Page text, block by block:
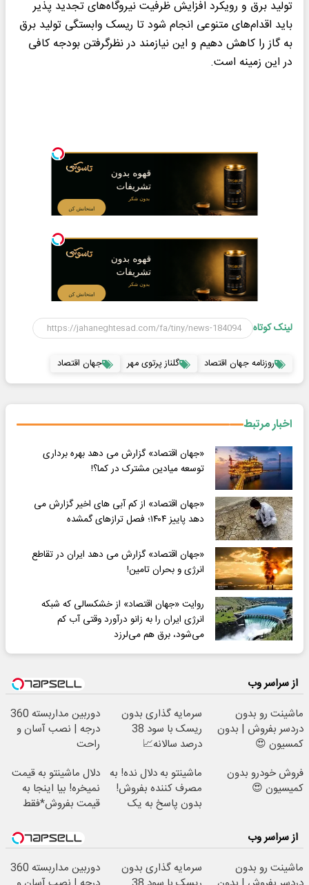
تولید برق و رویکرد افزایش ظرفیت نیروگاه‌های تجدید پذیر
باید اقدام‌های متنوعی انجام شود تا ریسک وابستگی تولید برق
به گاز را کاهش دهیم و این نیازمند در نظرگرفتن بودجه کافی
در این زمینه است.
لینک کوتاه
روزنامه جهان اقتصاد گلناز پرتوی مهر جهان اقتصاد
اخبار مرتبط
«جهان اقتصاد» گزارش می دهد بهره برداری
توسعه میادین مشترک در کما؟!
«جهان اقتصاد» از کم آبی های اخیر گزارش می
دهد پاییز ۱۴۰۴؛ فصل ترازهای گمشده
«جهان اقتصاد» گزارش می دهد ایران در تقاطع
انرژی و بحران تامین!
روایت «جهان اقتصاد» از خشکسالی که شبکه
انرژی ایران را به زانو درآورد وقتی آب کم
می‌شود، برق هم می‌لرزد
از سراسر وب
ماشینت رو بدون
دردسر بفروش | بدون
کمسیون 😍
سرمایه گذاری بدون
ریسک با سود 38
درصد سالانه📈
دوربین مداربسته 360
درجه | نصب آسان و
راحت
فروش خودرو بدون
کمیسیون 😍
ماشینتو به دلال نده! به
مصرف کننده بفروش!
بدون پاسخ به یک
دلال ماشینتو به قیمت
نمیخره! بیا اینجا به
قیمت بفروش*فقط
از سراسر وب
ماشینت رو بدون
سرمایه گذاری بدون
دوربین مداربسته 360